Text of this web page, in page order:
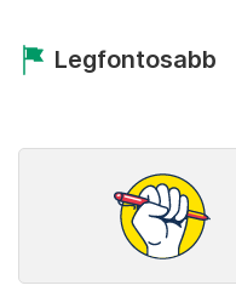
Legfontosabb